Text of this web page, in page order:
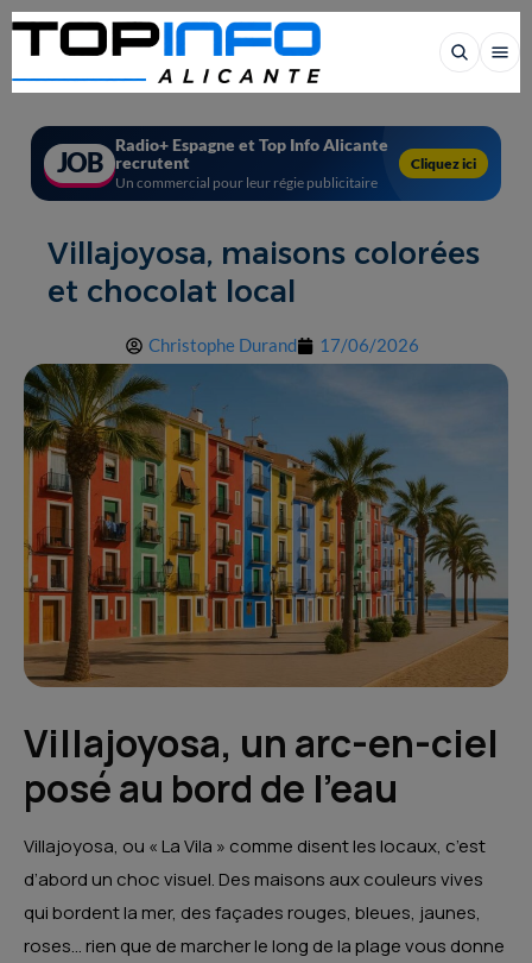
JOB
Radio+ Espagne et Top Info Alicante
recrutent
Un commercial pour leur régie publicitaire
Cliquez ici
Villajoyosa, maisons colorées
et chocolat local
Christophe Durand 17/06/2026
Villajoyosa, un arc-en-ciel
posé au bord de l’eau
Villajoyosa, ou « La Vila » comme disent les locaux, c’est
d’abord un choc visuel. Des maisons aux couleurs vives
qui bordent la mer, des façades rouges, bleues, jaunes,
roses… rien que de marcher le long de la plage vous donne